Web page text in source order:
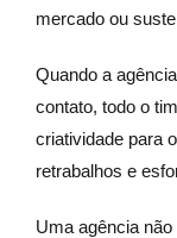
mercado ou
Quando a
contato, todo o
criatividade para
retrabalhos e
Uma agência